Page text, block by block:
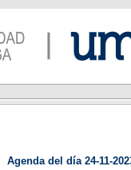
Agenda del día 24-11-